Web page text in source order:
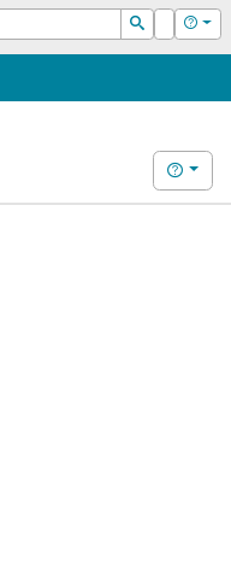
Suchen
Login Hilfe
Hilfe